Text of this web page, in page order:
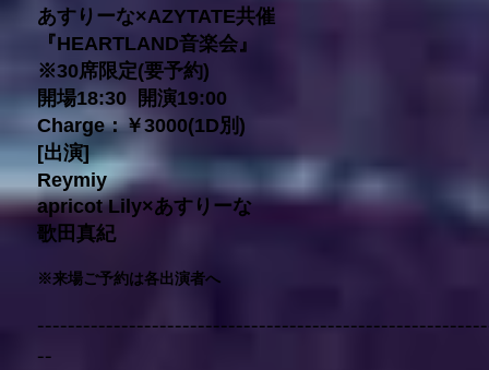
あすりーな×AZYTATE共催
『HEARTLAND音楽会』
※30席限定(要予約)
開場18:30 開演19:00
Charge：￥3000(1D別)
[出演]
Reymiy
apricot Lily×あすりーな
歌田真紀
※来場ご予約は各出演者へ
--